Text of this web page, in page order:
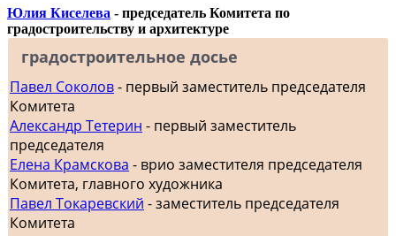
Юлия Киселева - председатель Комитета по
градостроительству и архитектуре
градостроительное досье
Павел Соколов- первый заместитель председателя
Комитета
Александр Тетерин - первый заместитель
председателя
Елена Крамскова - врио заместителя председателя
Комитета, главного художника
Павел Токаревский - заместитель председателя
Комитета